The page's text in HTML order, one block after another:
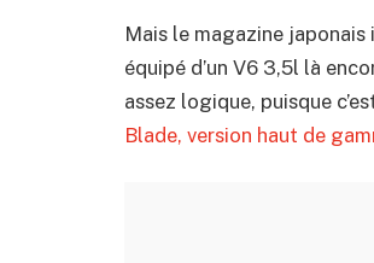
Mais le magazine japonais
équipé d’un V6 3,5l là
assez logique, puisque
Blade, version haut de